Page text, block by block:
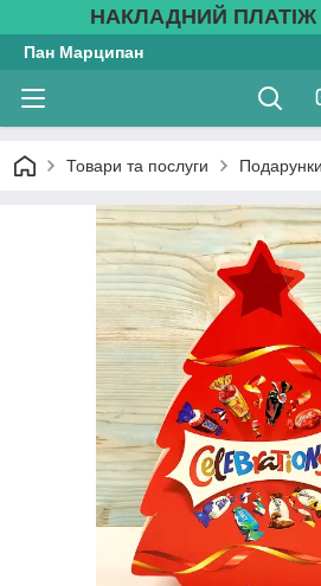
НАКЛАДНИЙ ПЛАТІЖ
Пан Марципан
Товари та послуги